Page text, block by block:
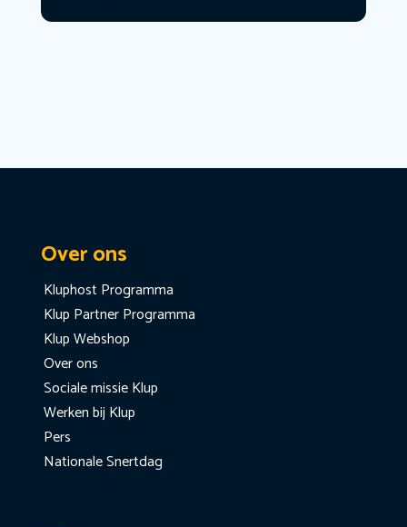
Over ons
Kluphost Programma
Klup Partner Programma
Klup Webshop
Over ons
Sociale missie Klup
Werken bij Klup
Pers
Nationale Snertdag